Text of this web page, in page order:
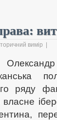
вимір
ряду
власне